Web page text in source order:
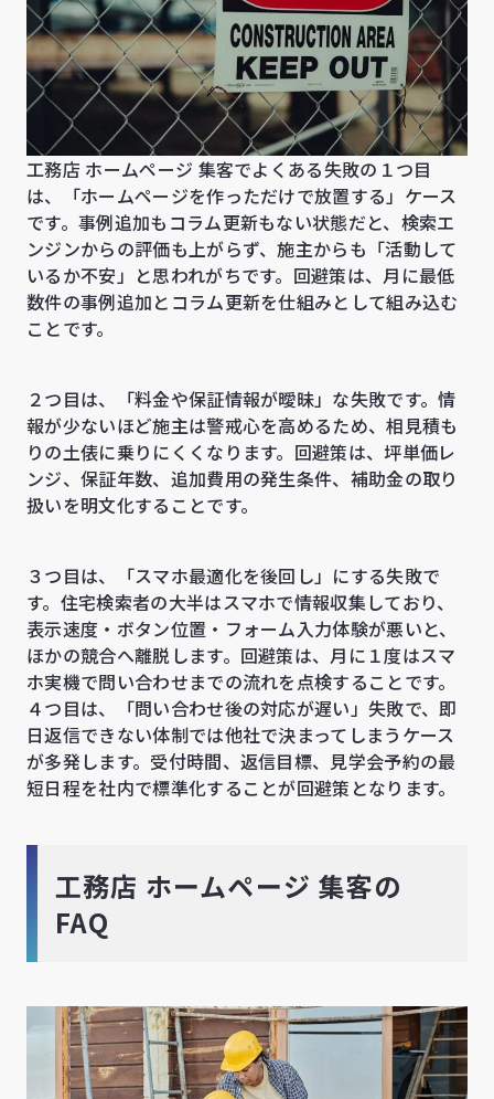
工務店 ホームページ 集客でよくある失敗の１つ目
は、「ホームページを作っただけで放置する」ケース
です。事例追加もコラム更新もない状態だと、検索エ
ンジンからの評価も上がらず、施主からも「活動して
いるか不安」と思われがちです。回避策は、月に最低
数件の事例追加とコラム更新を仕組みとして組み込む
ことです。
２つ目は、「料金や保証情報が曖昧」な失敗です。情
報が少ないほど施主は警戒心を高めるため、相見積も
りの土俵に乗りにくくなります。回避策は、坪単価レ
ンジ、保証年数、追加費用の発生条件、補助金の取り
扱いを明文化することです。
３つ目は、「スマホ最適化を後回し」にする失敗で
す。住宅検索者の大半はスマホで情報収集しており、
表示速度・ボタン位置・フォーム入力体験が悪いと、
ほかの競合へ離脱します。回避策は、月に１度はスマ
ホ実機で問い合わせまでの流れを点検することです。
４つ目は、「問い合わせ後の対応が遅い」失敗で、即
日返信できない体制では他社で決まってしまうケース
が多発します。受付時間、返信目標、見学会予約の最
短日程を社内で標準化することが回避策となります。
工務店 ホームページ 集客の
FAQ